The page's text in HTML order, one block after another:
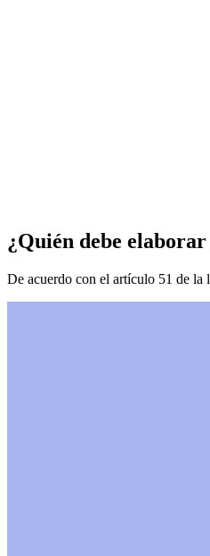
¿Quién debe
De acuerdo con el artículo 51 de la